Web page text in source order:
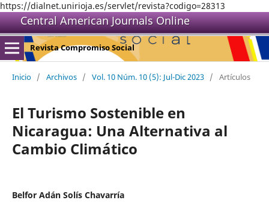
https://dialnet.unirioja.es/servlet/revista?codigo=28313
Central American Journals Online
Revista Compromiso Social
Inicio / Archivos / Vol. 10 Núm. 10 (5): Jul-Dic 2023 / Artículos
El Turismo Sostenible en
Nicaragua: Una Alternativa al
Cambio Climático
Belfor Adán Solís Chavarría